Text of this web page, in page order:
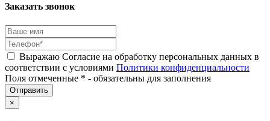
Заказать звонок
Выражаю Согласие на обработку персональных данных в
соответствии с условиями Политики конфиденциальности
Поля отмеченные * - обязательны для заполнения
×